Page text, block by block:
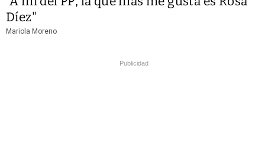
Díez"
Mariola Moreno
Publicidad